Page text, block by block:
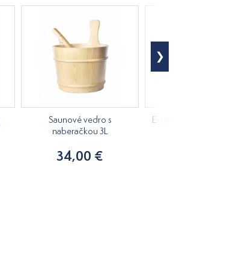
Saunové vedro s
naberačkou 3L
34,00 €
Extrakt do sauny